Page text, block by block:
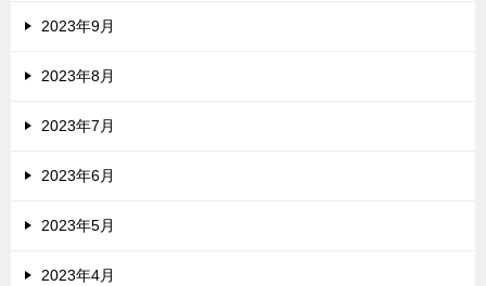
2023年9月
2023年8月
2023年7月
2023年6月
2023年5月
2023年4月